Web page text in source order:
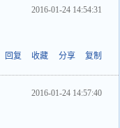
2016-01-24 14:54:31
回复 收藏 分享 复制
2016-01-24 14:57:40